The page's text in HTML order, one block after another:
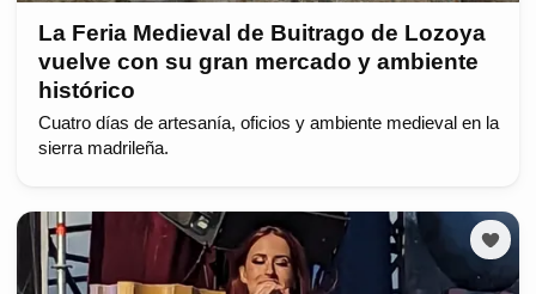
La Feria Medieval de Buitrago de Lozoya
vuelve con su gran mercado y ambiente
histórico
Cuatro días de artesanía, oficios y ambiente medieval en la
sierra madrileña.